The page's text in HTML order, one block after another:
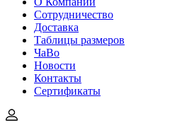
Сотрудничество
Доставка
Таблицы размеров
ЧаВо
Новости
Контакты
Сертификаты